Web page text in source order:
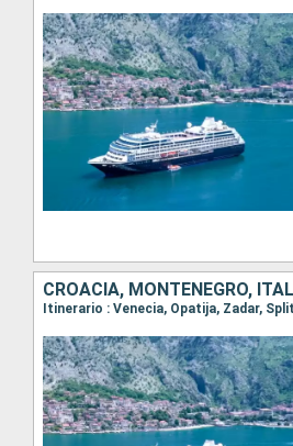
CROACIA, MONTENEGRO,
Itinerario : Venecia, Opatija, Zadar,